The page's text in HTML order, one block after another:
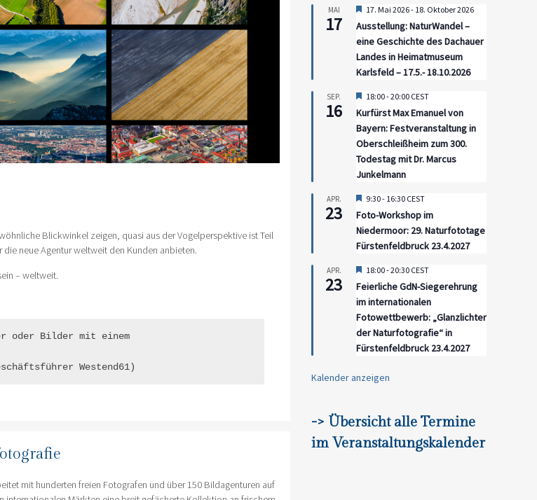
Blickwinkel zeigen, quasi aus der Vogelperspektive ist Teil
neue Agentur weltweit den Kunden anbieten.
– weltweit.
oder Bilder mit einem
Westend61)
mit hunderten freien Fotografen und über 150 Bildagenturen auf
MAI
17
Hervorgehoben
17. Mai 2026- 18. Oktober 2026
Ausstellung: NaturWandel –
eine Geschichte des Dachauer
Landes in Heimatmuseum
Karlsfeld – 17.5.- 18.10.2026
SEP.
16
Hervorgehoben
18:00-20:00 CEST
Kurfürst Max Emanuel von
Bayern: Festveranstaltung in
Oberschleißheim zum 300.
Todestag mit Dr. Marcus
Junkelmann
APR.
23
Hervorgehoben
9:30- 16:30 CEST
Foto-Workshop im
Niedermoor: 29. Naturfototage
Fürstenfeldbruck 23.4.2027
APR.
23
Hervorgehoben
18:00-20:30 CEST
Feierliche GdN-Siegerehrung
im internationalen
Fotowettbewerb: „Glanzlichter
der Naturfotografie“ in
Fürstenfeldbruck 23.4.2027
Kalender anzeigen
-> Übersicht alle Termine
im Veranstaltungskalender